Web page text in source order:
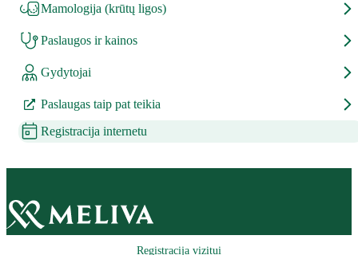
Mamologija (krūtų ligos)
Paslaugos ir kainos
Gydytojai
Paslaugas taip pat teikia
Registracija internetu
Registracija vizitui